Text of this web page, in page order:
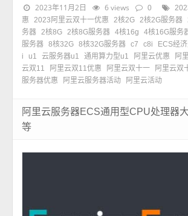
2023年11月2日 6 views 0
惠
2023阿里云双十一优惠 2核2G 2核2G服务器
务器 2核8G 2核8G服务器 4核16g 4核16G服务
服务器 8核32G 8核32G服务器 c7 c8i ECS经
i
u1 云服务器u1 通用算力型u1 阿里云优惠 阿
云双11
阿里云双11优惠 阿里云双十一 阿里云双
服务器优惠
阿里云服务器活动 阿里云活动
阿里云服务器ECS通用型CPU处理器
等